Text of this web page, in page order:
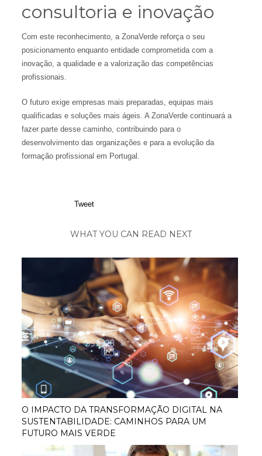
consultoria e inovação
Com este reconhecimento, a ZonaVerde reforça o seu
posicionamento enquanto entidade comprometida com a
inovação, a qualidade e a valorização das competências
profissionais.
O futuro exige empresas mais preparadas, equipas mais
qualificadas e soluções mais ágeis. A ZonaVerde continuará a
fazer parte desse caminho, contribuindo para o
desenvolvimento das organizações e para a evolução da
formação profissional em Portugal.
Tweet
WHAT YOU CAN READ NEXT
O IMPACTO DA TRANSFORMAÇÃO DIGITAL NA
SUSTENTABILIDADE: CAMINHOS PARA UM
FUTURO MAIS VERDE